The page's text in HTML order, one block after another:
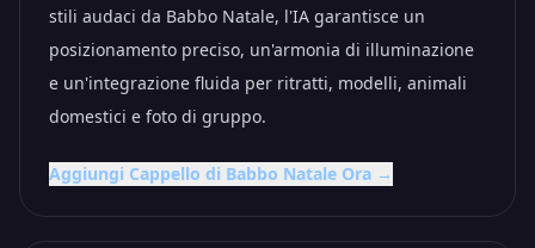
stili audaci da Babbo Natale, l'IA garantisce un
posizionamento preciso, un'armonia di illuminazione
e un'integrazione fluida per ritratti, modelli, animali
domestici e foto di gruppo.
Aggiungi Cappello di Babbo Natale Ora →